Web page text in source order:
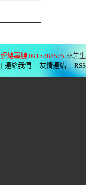
連絡專線 0915888575 林先生
| 連絡我們 | 友情連結 | RSS